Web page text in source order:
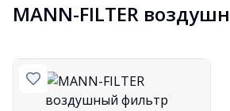
MANN-FILTER